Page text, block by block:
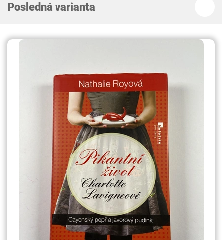
Posledná varianta